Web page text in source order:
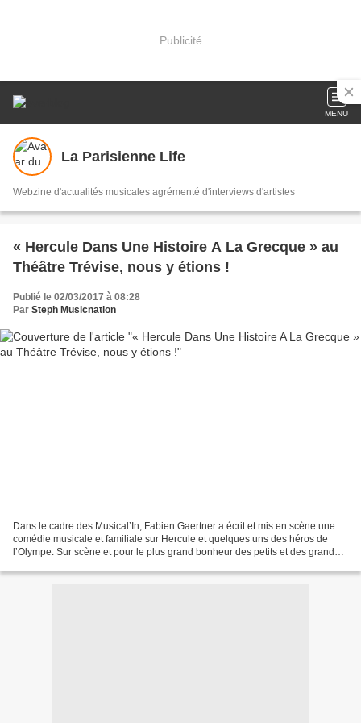
Publicité
MENU
La Parisienne Life
Webzine d'actualités musicales agrémenté d'interviews d'artistes
« Hercule Dans Une Histoire A La Grecque » au
Théâtre Trévise, nous y étions !
Publié le 02/03/2017 à 08:28
Par Steph Musicnation
Dans le cadre des Musical’In, Fabien Gaertner a écrit et mis en scène une
comédie musicale et familiale sur Hercule et quelques uns des héros de
l’Olympe. Sur scène et pour le plus grand bonheur des petits et des grands,